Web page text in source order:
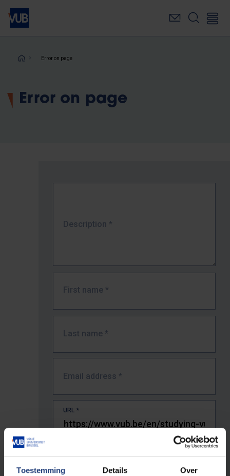
Toestemming Details Over
Skip
main
Breadcrumb
Error on page
Error on page
Description *
First name *
Last name *
Email address *
URL *
The full URL of the page where you encountered the error.